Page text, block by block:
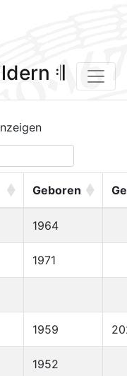
𝄇
Geboren
1964
1971
1959
1952